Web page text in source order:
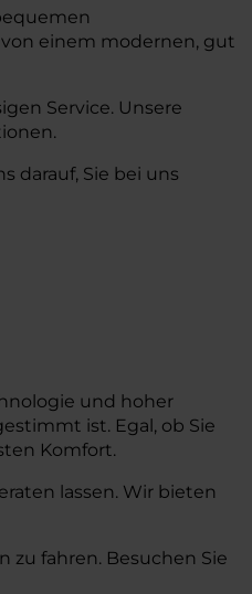
einem modernen, gut
Service. Unsere
darauf, Sie bei uns
und hoher
ist. Egal, ob Sie
Komfort.
lassen. Wir bieten
fahren. Besuchen Sie